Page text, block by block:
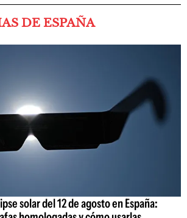
DE ESPAÑA
solar del 12 de agosto en España: